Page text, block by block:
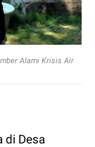
Alami Krisis Air
di Desa